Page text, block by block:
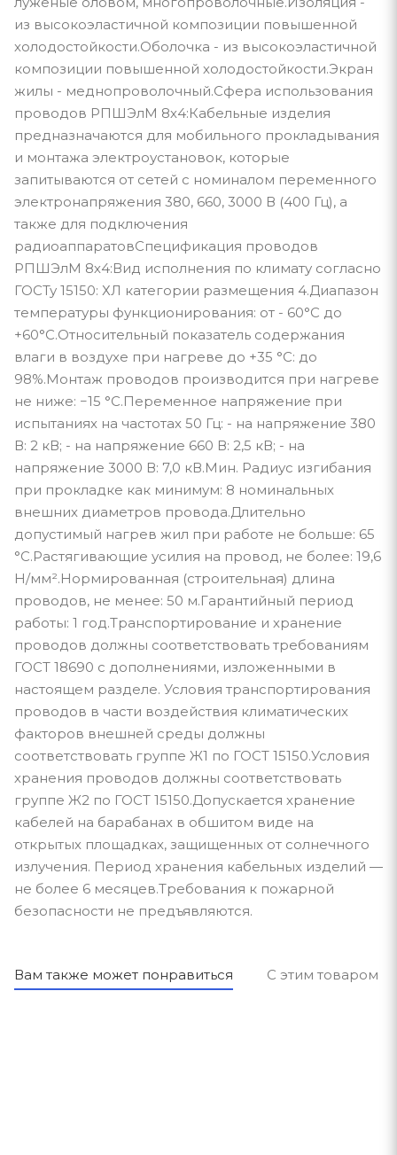
из высокоэластичной композиции повышенной
холодостойкости.Оболочка - из высокоэластичной
композиции повышенной холодостойкости.Экран
жилы - меднопроволочный.Сфера использования
проводов РПШЭлМ 8х4:Кабельные изделия
предназначаются для мобильного прокладывания
и монтажа электроустановок, которые
запитываются от сетей с номиналом переменного
электронапряжения 380, 660, 3000 В (400 Гц), а
также для подключения
радиоаппаратовСпецификация проводов
РПШЭлМ 8х4:Вид исполнения по климату согласно
ГОСТу 15150: ХЛ категории размещения 4.Диапазон
температуры функционирования: от - 60°С до
+60°С.Относительный показатель содержания
влаги в воздухе при нагреве до +35 °С: до
98%.Монтаж проводов производится при нагреве
не ниже: −15 °С.Переменное напряжение при
испытаниях на частотах 50 Гц: - на напряжение 380
В: 2 кВ; - на напряжение 660 В: 2,5 кВ; - на
напряжение 3000 В: 7,0 кВ.Мин. Радиус изгибания
при прокладке как минимум: 8 номинальных
внешних диаметров провода.Длительно
допустимый нагрев жил при работе не больше: 65
°С.Растягивающие усилия на провод, не более: 19,6
Н/мм².Нормированная (строительная) длина
проводов, не менее: 50 м.Гарантийный период
работы: 1 год.Транспортирование и хранение
проводов должны соответствовать требованиям
ГОСТ 18690 с дополнениями, изложенными в
настоящем разделе. Условия транспортирования
проводов в части воздействия климатических
факторов внешней среды должны
соответствовать группе Ж1 по ГОСТ 15150.Условия
хранения проводов должны соответствовать
группе Ж2 по ГОСТ 15150.Допускается хранение
кабелей на барабанах в обшитом виде на
открытых площадках, защищенных от солнечного
излучения. Период хранения кабельных изделий —
не более 6 месяцев.Требования к пожарной
безопасности не предъявляются.
Вам также может понравиться С этим товаром